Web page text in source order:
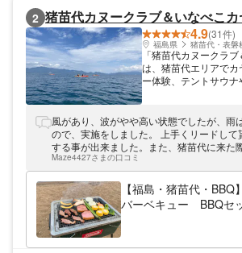
2 猪苗代カヌークラブ＆いなべこカ
4.9(31件)
福島県 猪苗代・表磐
「猪苗代カヌークラ
は、猪苗代エリアで
ー体験、テントサウ
まれながらまったりと
す。裏磐梯や会津若松
近く、数日たっぷり
にあります。福島県
びにいらしてください
風があり、波がやや高い状態でしたが、雨
ので、実施をしました。 上手くリードして
する事が出来ました。また、猪苗代に来た
たいと思います。ありがとうございました。
Maze4427さまの口コミ
【福島・猪苗代・BBQ
バーベキュー BBQセ